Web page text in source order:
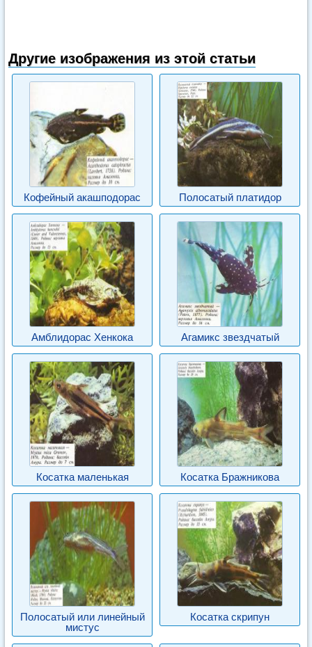
Другие изображения из этой статьи
Кофейный акашподорас Полосатый платидор
Амблидорас Хенкока Агамикс звездчатый
Косатка маленькая Косатка Бражникова
Полосатый или линейный
мистус
Косатка скрипун